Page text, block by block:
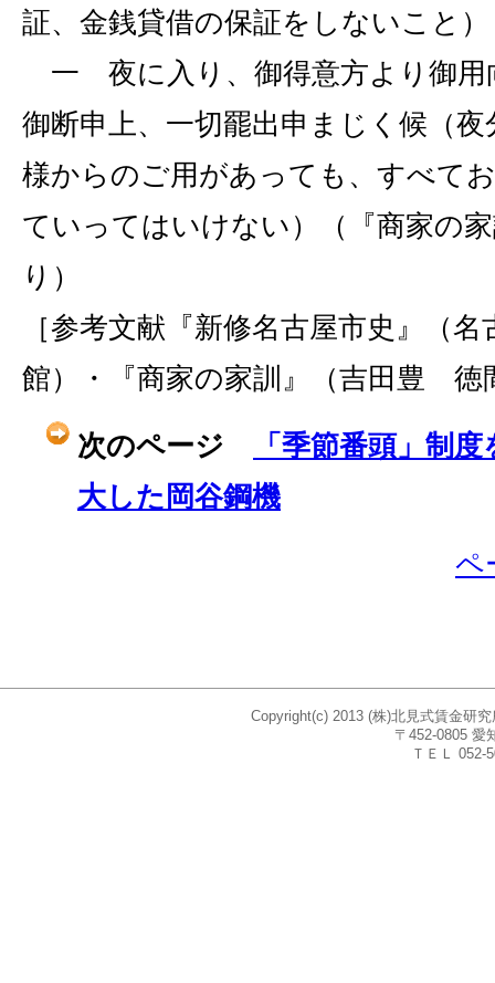
証、金銭貸借の保証をしないこと）
一 夜に入り、御得意方より御用
御断申上、一切罷出申まじく候（
様からのご用があっても、すべて
ていってはいけない）（『商家の
り）
［参考文献『新修名古屋市史』（
館）・『商家の家訓』（吉田豊 徳
次のページ
「季節番頭」制
大した岡谷鋼機
ペ
Copyright(c) 2013 (株)北見式賃金研
〒452-0805 愛
ＴＥＬ 052-